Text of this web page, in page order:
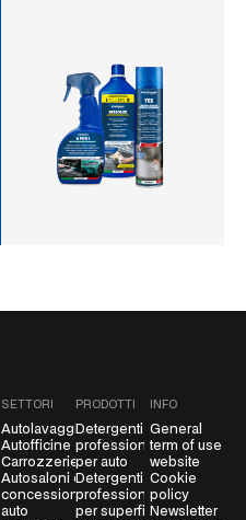
SETTORI
Autolavaggio
Autofficine
Carrozzerie
Autosaloni e
concessionarie
auto
PRODOTTI
Detergenti
professionali
per auto
Detergenti
professionali
per superfici
INFO
General
term of use
website
Cookie
policy
Newsletter